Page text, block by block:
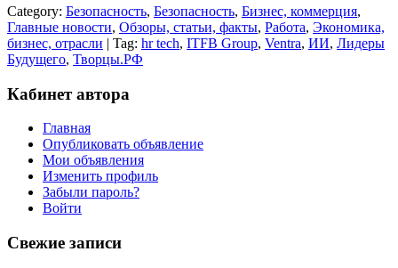
Category: Безопасность, Безопасность, Бизнес, коммерция,
Главные новости, Обзоры, статьи, факты, Работа, Экономика,
бизнес, отрасли | Tag: hr tech, ITFB Group, Ventra, ИИ, Лидеры
Будущего, Творцы.РФ
Кабинет автора
Главная
Опубликовать объявление
Мои объявления
Изменить профиль
Забыли пароль?
Войти
Свежие записи